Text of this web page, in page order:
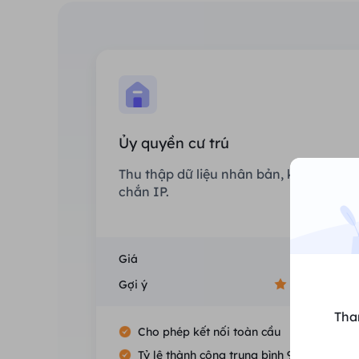
Ủy quyền cư trú
Thu thập dữ liệu nhân bản, không che
chắn IP.
Giá
Gợi ý
Cho phép kết nối toàn cầu
Tỷ lệ thành công trung bình 99.5%